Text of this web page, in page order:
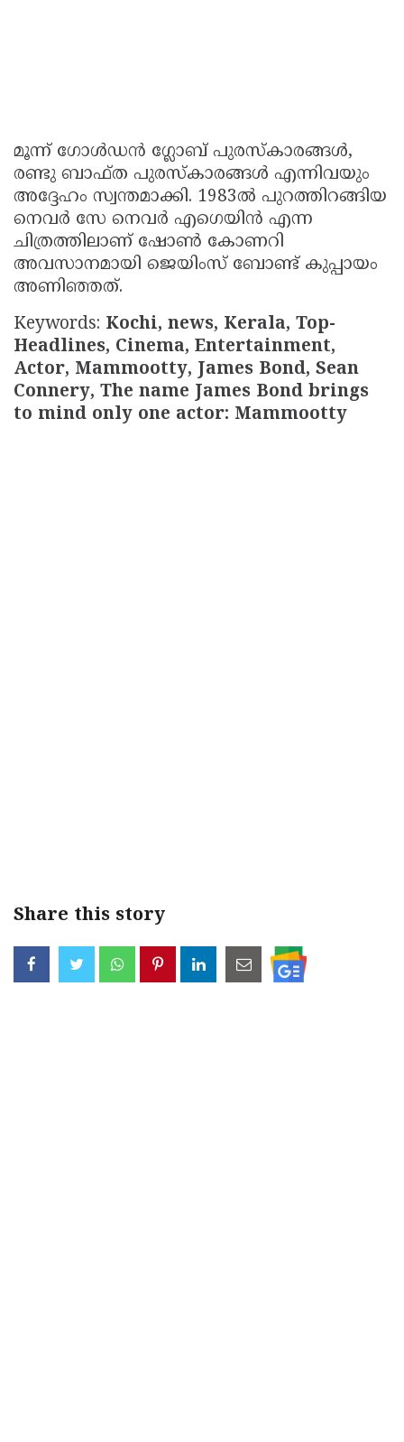
മൂന്ന് ഗോള്‍ഡന്‍ ഗ്ലോബ് പുരസ്‌കാരങ്ങള്‍,
രണ്ടു ബാഫ്ത പുരസ്‌കാരങ്ങള്‍ എന്നിവയും
അദ്ദേഹം സ്വന്തമാക്കി. 1983ല്‍ പുറത്തിറങ്ങിയ
നെവര്‍ സേ നെവര്‍ എഗെയിന്‍ എന്ന
ചിത്രത്തിലാണ് ഷോണ്‍ കോണറി
അവസാനമായി ജെയിംസ് ബോണ്ട് കുപ്പായം
അണിഞ്ഞത്.
Keywords: Kochi, news, Kerala, Top-
Headlines, Cinema, Entertainment,
Actor, Mammootty, James Bond, Sean
Connery, The name James Bond brings
to mind only one actor: Mammootty
Share this story